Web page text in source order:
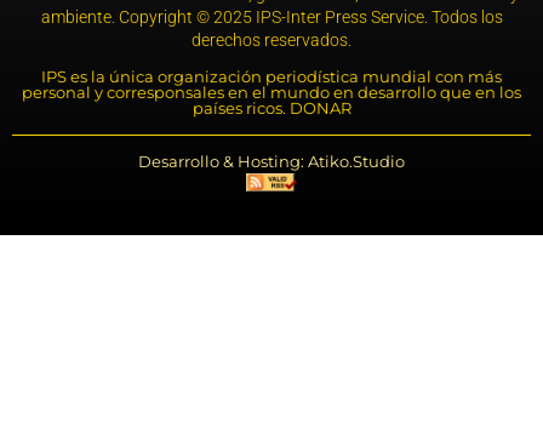
ambiente. Copyright © 2025 IPS-Inter Press Service. Todos los
derechos reservados.
IPS es la única organización periodística mundial con más
personal y corresponsales en el mundo en desarrollo que en los
países ricos. DONAR
Desarrollo & Hosting: Atiko.Studio